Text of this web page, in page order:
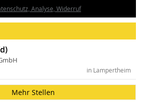
Analyse, Widerruf
in Lampertheim
Mehr Stellen